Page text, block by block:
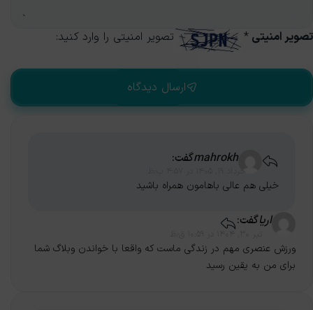
تصویر امنیتی * تصویر امنیتی را وارد کنید:
اریاگفت:
ورزش عنصری مهم در زندگی ماست که واقعا با خواندن وبلاگ شما
برای من به یقین رسید
mahrokhگفت:
خیلی هم عالی باهامون همراه باشید